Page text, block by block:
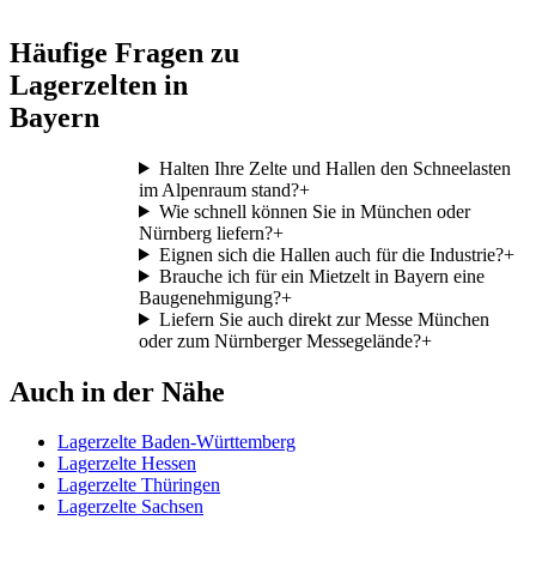
Häufige Fragen zu
Lagerzelten in
Bayern
Halten Ihre Zelte und Hallen den Schneelasten
im Alpenraum stand?+
Wie schnell können Sie in München oder
Nürnberg liefern?+
Eignen sich die Hallen auch für die Industrie?+
Brauche ich für ein Mietzelt in Bayern eine
Baugenehmigung?+
Liefern Sie auch direkt zur Messe München
oder zum Nürnberger Messegelände?+
Auch in der Nähe
Lagerzelte Baden-Württemberg
Lagerzelte Hessen
Lagerzelte Thüringen
Lagerzelte Sachsen